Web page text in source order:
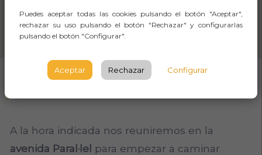
A la hora indicada nos reuniremos en la
avenida Paral·lel para empezar a caminar
Puedes aceptar todas las cookies pulsando el botón "Aceptar",
rechazar su uso pulsando el botón "Rechazar" y configurarlas
pulsando el botón "Configurar".
Aceptar Rechazar Configurar